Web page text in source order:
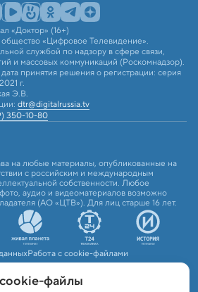
«Доктор» (16+)
«Цифровое Телевидение».
службой по надзору в сфере связи,
и массовых коммуникаций (Роскомнадзор).
принятия решения о регистрации: серия
г.
Э.В.
dtr@digitalrussia.tv
350-10-80
на любые материалы, опубликованные на
с российским и международным
собственности. Любое
аудио и видеоматериалов возможно
(АО «ЦТВ»). Для лиц старше 16 лет.
Работа с cookie-файлами
файлы